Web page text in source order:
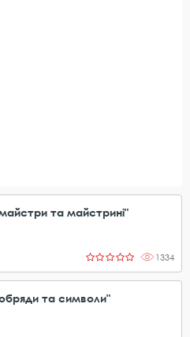
та майстрині"
1334
та символи"